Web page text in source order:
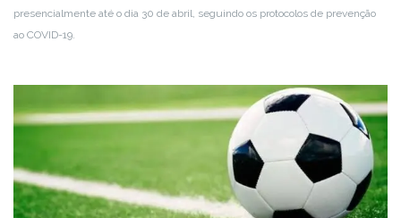
presencialmente até o dia 30 de abril, seguindo os protocolos de prevenção
ao COVID-19.